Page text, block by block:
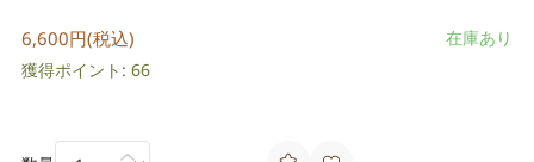
6,600円(税込)
獲得ポイント: 66
在庫あり